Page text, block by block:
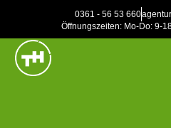
0361 - 56 53 660
Öffnungszeiten: Mo-Do: 9-